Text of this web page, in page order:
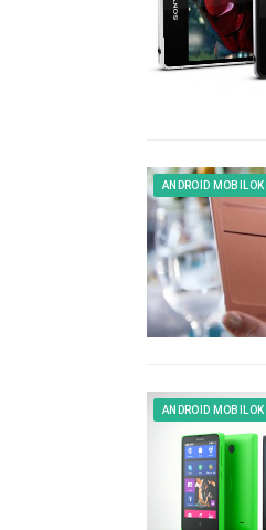
ANDROID MOBILOK
ANDROID MOBILOK